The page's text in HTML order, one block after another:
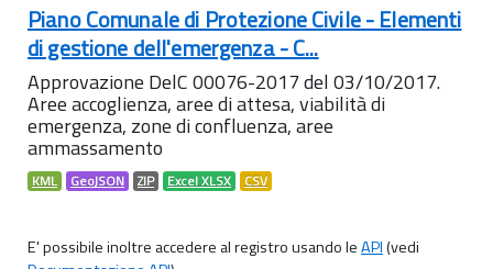
Piano Comunale di Protezione Civile - Elementi
di gestione dell'emergenza - C...
Approvazione DelC 00076-2017 del 03/10/2017.
Aree accoglienza, aree di attesa, viabilità di
emergenza, zone di confluenza, aree
ammassamento
KML GeoJSON ZIP Excel XLSX CSV
E' possibile inoltre accedere al registro usando leAPI(vedi